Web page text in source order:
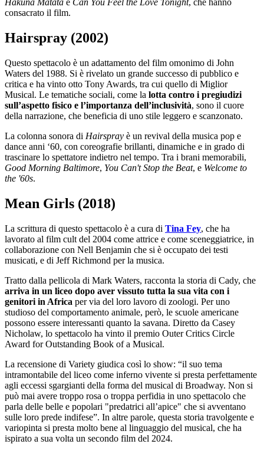
Hakuna Matata e Can You Feel the Love Tonight, che hanno
consacrato il film.
Hairspray (2002)
Questo spettacolo è un adattamento del film omonimo di John
Waters del 1988. Si è rivelato un grande successo di pubblico e
critica e ha vinto otto Tony Awards, tra cui quello di Miglior
Musical. Le tematiche sociali, come la lotta contro i pregiudizi
sull’aspetto fisico e l’importanza dell’inclusività, sono il cuore
della narrazione, che beneficia di uno stile leggero e scanzonato.
La colonna sonora di Hairspray è un revival della musica pop e
dance anni ‘60, con coreografie brillanti, dinamiche e in grado di
trascinare lo spettatore indietro nel tempo. Tra i brani memorabili,
Good Morning Baltimore, You Can't Stop the Beat, e Welcome to
the '60s.
Mean Girls (2018)
La scrittura di questo spettacolo è a cura di Tina Fey, che ha
lavorato al film cult del 2004 come attrice e come sceneggiatrice, in
collaborazione con Nell Benjamin che si è occupato dei testi
musicati, e di Jeff Richmond per la musica.
Tratto dalla pellicola di Mark Waters, racconta la storia di Cady, che
arriva in un liceo dopo aver vissuto tutta la sua vita con i
genitori in Africa per via del loro lavoro di zoologi. Per uno
studioso del comportamento animale, però, le scuole americane
possono essere interessanti quanto la savana. Diretto da Casey
Nicholaw, lo spettacolo ha vinto il premio Outer Critics Circle
Award for Outstanding Book of a Musical.
La recensione di Variety giudica così lo show: “il suo tema
intramontabile del liceo come inferno vivente si presta perfettamente
agli eccessi sgargianti della forma del musical di Broadway. Non si
può mai avere troppo rosa o troppa perfidia in uno spettacolo che
parla delle belle e popolari "predatrici all’apice" che si avventano
sulle loro prede indifese”. In altre parole, questa storia travolgente e
variopinta si presta molto bene al linguaggio del musical, che ha
ispirato a sua volta un secondo film del 2024.